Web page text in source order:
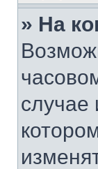
» На
случае